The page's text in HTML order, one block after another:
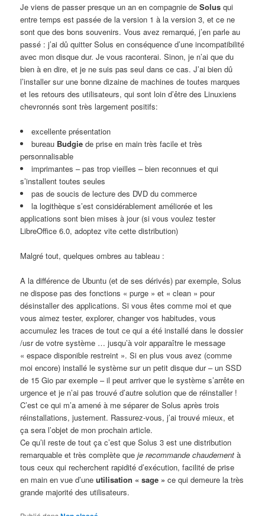
Je viens de passer presque un an en compagnie deSolus qui
entre temps est passée de la version 1 à la version 3, et ce ne
sont que des bons souvenirs. Vous avez remarqué, j’en parle au
passé : j’ai dû quitter Solus en conséquence d’une incompatibilité
avec mon disque dur. Je vous raconterai. Sinon, je n’ai que du
bien à en dire, et je ne suis pas seul dans ce cas. J’ai bien dû
l’installer sur une bonne dizaine de machines de toutes marques
et les retours des utilisateurs, qui sont loin d’être des Linuxiens
chevronnés sont très largement positifs:
excellente présentation
bureau Budgie de prise en main très facile et très
personnalisable
imprimantes – pas trop vieilles – bien reconnues et qui
s’installent toutes seules
pas de soucis de lecture des DVD du commerce
la logithèque s’est considérablement améliorée et les
applications sont bien mises à jour (si vous voulez tester
LibreOffice 6.0, adoptez vite cette distribution)
Malgré tout, quelques ombres au tableau :
A la différence de Ubuntu (et de ses dérivés) par exemple, Solus
ne dispose pas des fonctions « purge » et « clean » pour
désinstaller des applications. Si vous êtes comme moi et que
vous aimez tester, explorer, changer vos habitudes, vous
accumulez les traces de tout ce qui a été installé dans le dossier
/usr de votre système … jusqu’à voir apparaître le message
« espace disponible restreint ». Si en plus vous avez (comme
moi encore) installé le système sur un petit disque dur – un SSD
de 15 Gio par exemple – il peut arriver que le système s’arrête en
urgence et je n’ai pas trouvé d’autre solution que de réinstaller !
C’est ce qui m’a amené à me séparer de Solus après trois
réinstallations, justement. Rassurez-vous, j’ai trouvé mieux, et
ça sera l’objet de mon prochain article.
Ce qu’il reste de tout ça c’est que Solus 3 est une distribution
remarquable et très complète queje recommande chaudement à
tous ceux qui recherchent rapidité d’exécution, facilité de prise
en main en vue d’uneutilisation « sage » ce qui demeure la très
grande majorité des utilisateurs.